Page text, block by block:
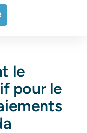
le
pour le